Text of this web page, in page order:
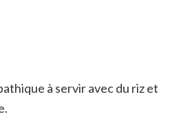
à servir avec du riz et